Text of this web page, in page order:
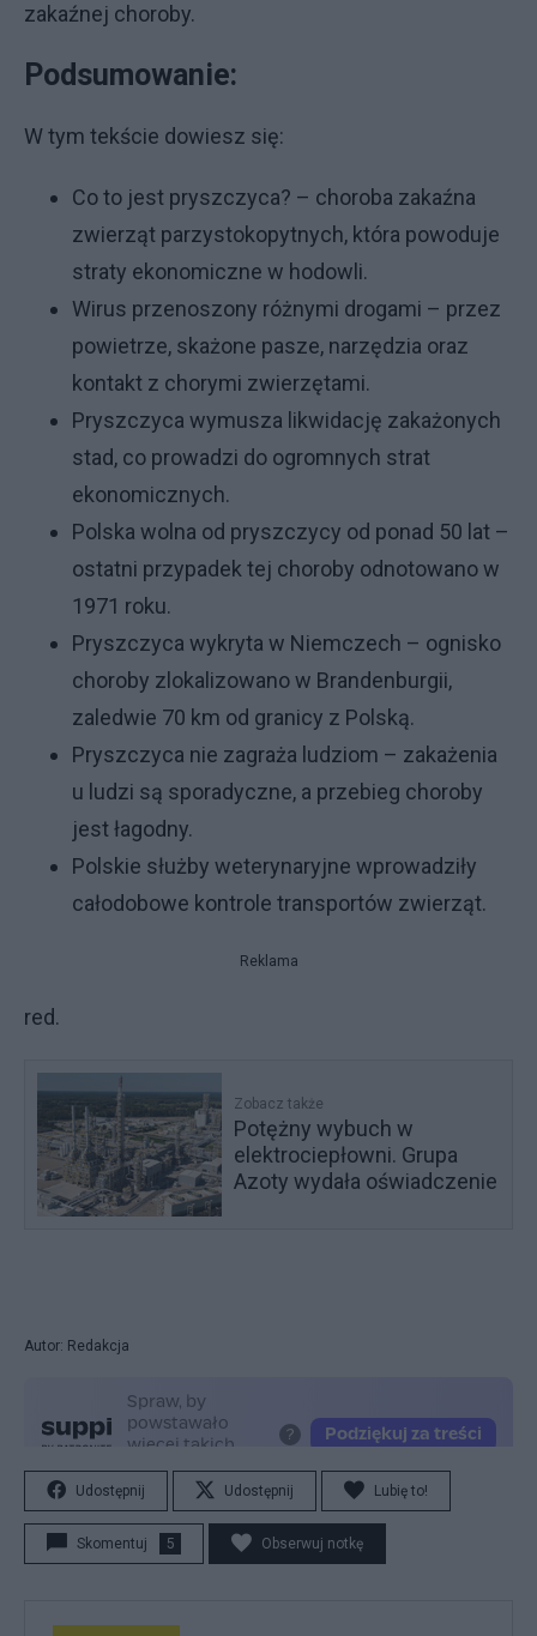
zakaźnej choroby.
Podsumowanie:
W tym tekście dowiesz się:
Co to jest pryszczyca? – choroba zakaźna
zwierząt parzystokopytnych, która powoduje
straty ekonomiczne w hodowli.
Wirus przenoszony różnymi drogami – przez
powietrze, skażone pasze, narzędzia oraz
kontakt z chorymi zwierzętami.
Pryszczyca wymusza likwidację zakażonych
stad, co prowadzi do ogromnych strat
ekonomicznych.
Polska wolna od pryszczycy od ponad 50 lat –
ostatni przypadek tej choroby odnotowano w
1971 roku.
Pryszczyca wykryta w Niemczech – ognisko
choroby zlokalizowano w Brandenburgii,
zaledwie 70 km od granicy z Polską.
Pryszczyca nie zagraża ludziom – zakażenia
u ludzi są sporadyczne, a przebieg choroby
jest łagodny.
Polskie służby weterynaryjne wprowadziły
całodobowe kontrole transportów zwierząt.
Reklama
red.
Zobacz także
Potężny wybuch w
elektrociepłowni. Grupa
Azoty wydała oświadczenie
Autor: Redakcja
Udostępnij Udostępnij Lubię to!
Skomentuj 5 Obserwuj notkę